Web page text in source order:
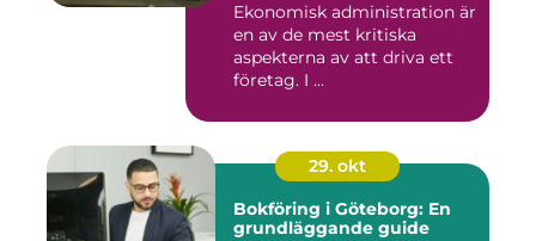
Ekonomisk administration är
en av de mest kritiska
aspekterna av att driva ett
företag. I ...
29. okt
Bokföring i Göteborg: En
grundläggande guide